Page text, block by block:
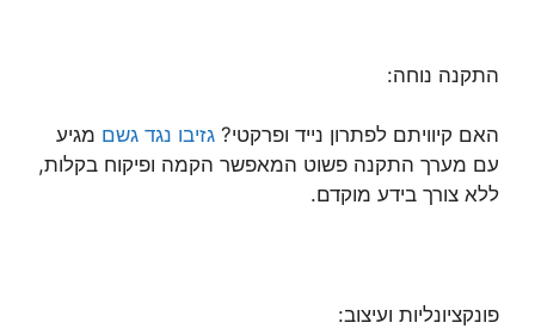
התקנה נוחה:
האם קיוויתם לפתרון נייד ופרקטי? גזיבו נגד גשם מגיע
עם מערך התקנה פשוט המאפשר הקמה ופיקוח בקלות,
ללא צורך בידע מוקדם.
פונקציונליות ועיצוב: